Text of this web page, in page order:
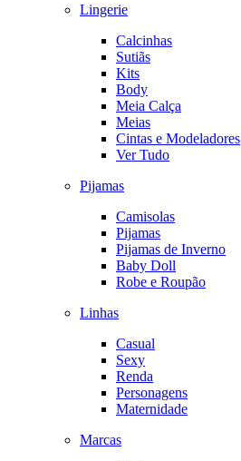
Lingerie
Calcinhas
Sutiãs
Kits
Body
Meia Calça
Meias
Cintas e Modeladores
Ver Tudo
Pijamas
Camisolas
Pijamas
Pijamas de Inverno
Baby Doll
Robe e Roupão
Linhas
Casual
Sexy
Renda
Personagens
Maternidade
Marcas